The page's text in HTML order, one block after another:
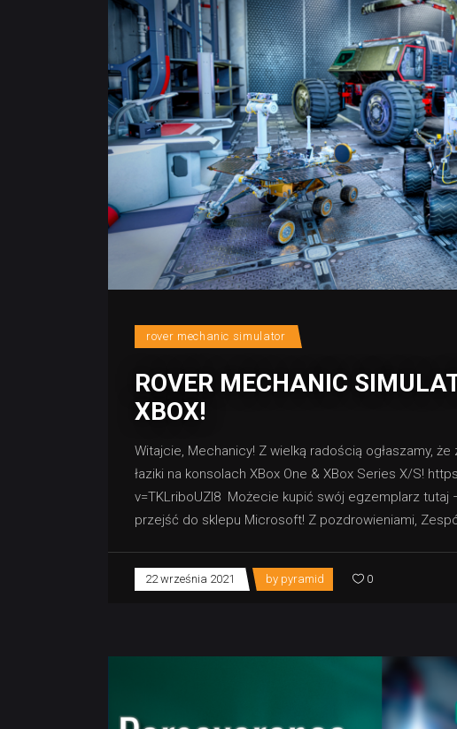
rover mechanic simulator
ROVER MECHANIC
XBOX!
Witajcie, Mechanicy! Z wielką radością ogłaszamy,
łaziki na konsolach XBox One & XBox Series X/S!
v=TKLriboUZI8 Możecie kupić swój egzemplarz tutaj
przejść do sklepu Microsoft! Z pozdrowieniami,
22 września 2021 by pyramid 0